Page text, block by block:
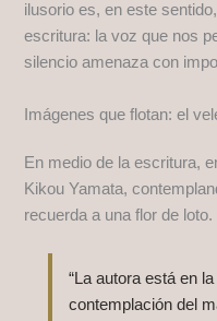
ilusorio es, en este
escritura: la voz que nos
silencio amenaza con
Imágenes que flotan: el
En medio de la escritura,
Kikou Yamata,
recuerda a una flor de loto.
“La autora está en
contemplación del